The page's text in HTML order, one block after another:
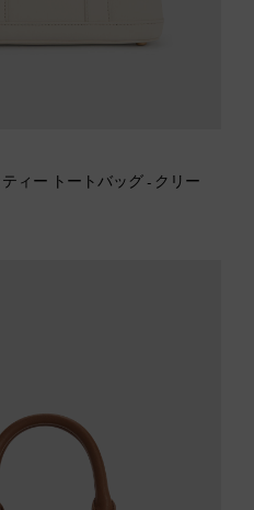
ティー トートバッグ - クリー